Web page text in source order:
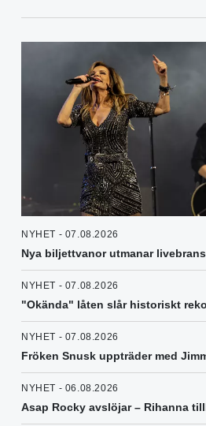
NYHET - 07.08.2026
Nya biljettvanor utmanar
NYHET - 07.08.2026
"Okända" låten slår historiskt
NYHET - 07.08.2026
Fröken Snusk uppträder med
NYHET - 06.08.2026
Asap Rocky avslöjar – Rihanna